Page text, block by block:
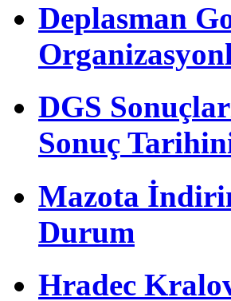
Deplasman
DGS
Sonuç
Mazota
Durum
Hradec